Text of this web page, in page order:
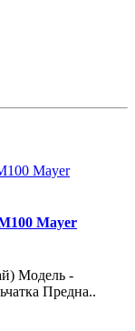
Mayer
Модель -
Предна..